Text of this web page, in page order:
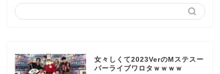
女々しくて2023VerのMステスー
パーライブワロタｗｗｗｗ